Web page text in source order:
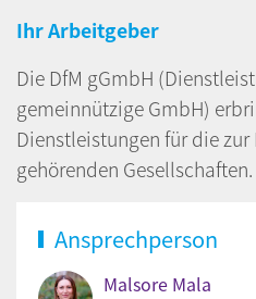
Ihr Arbeitgeber
Die DfM gGmbH
gemeinnützige GmbH)
Dienstleistungen für die
gehörenden Gesellschaften.
Ansprechperson
Malsore Mala